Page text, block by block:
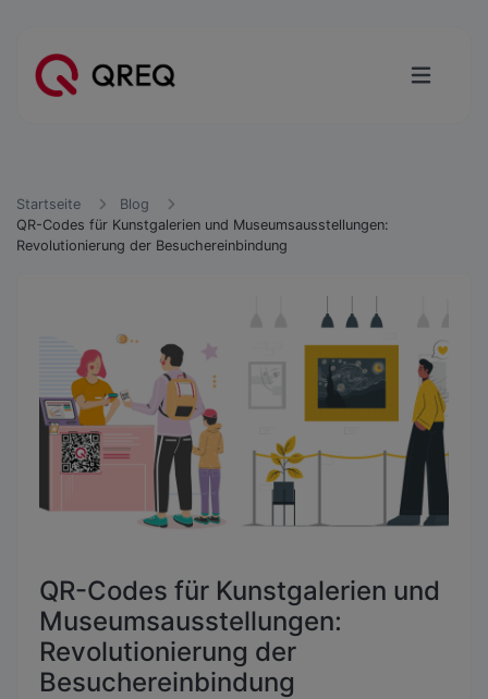
Startseite
Blog
QR-Codes für Kunstgalerien und Museumsausstellungen:
Revolutionierung der Besuchereinbindung
QR-Codes für Kunstgalerien und
Museumsausstellungen:
Revolutionierung der
Besuchereinbindung